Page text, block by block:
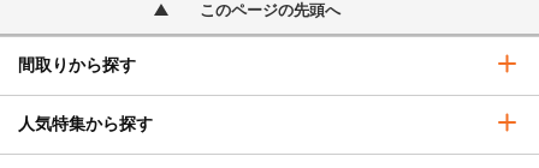
このページの先頭へ
間取りから探す
人気特集から探す